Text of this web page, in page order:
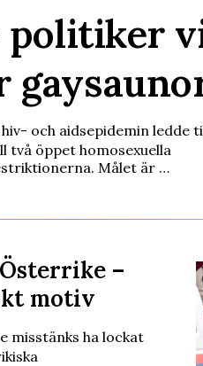
politiker
och aidsepidemin ledde
två öppet homosexuella
Målet är …
–
motiv
misstänks ha lockat